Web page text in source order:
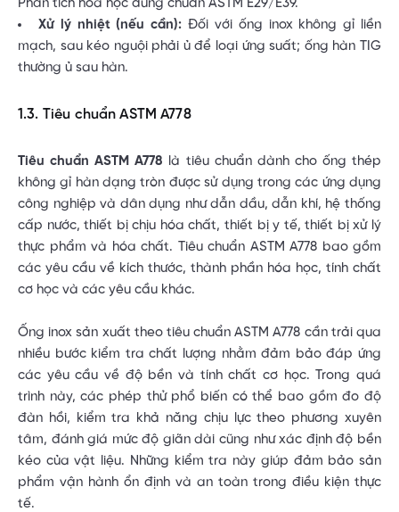
Phân tích hoá học đúng chuẩn ASTM E29/E39.
Xử lý nhiệt (nếu cần): Đối với ống inox không gỉ liền
mạch, sau kéo nguội phải ủ để loại ứng suất; ống hàn TIG
thường ủ sau hàn.
1.3. Tiêu chuẩn ASTM A778
Tiêu chuẩn ASTM A778 là tiêu chuẩn dành cho ống thép
không gỉ hàn dạng tròn được sử dụng trong các ứng dụng
công nghiệp và dân dụng như dẫn dầu, dẫn khí, hệ thống
cấp nước, thiết bị chịu hóa chất, thiết bị y tế, thiết bị xử lý
thực phẩm và hóa chất. Tiêu chuẩn ASTM A778 bao gồm
các yêu cầu về kích thước, thành phần hóa học, tính chất
cơ học và các yêu cầu khác.
Ống inox sản xuất theo tiêu chuẩn ASTM A778 cần trải qua
nhiều bước kiểm tra chất lượng nhằm đảm bảo đáp ứng
các yêu cầu về độ bền và tính chất cơ học. Trong quá
trình này, các phép thử phổ biến có thể bao gồm đo độ
đàn hồi, kiểm tra khả năng chịu lực theo phương xuyên
tâm, đánh giá mức độ giãn dài cũng như xác định độ bền
kéo của vật liệu. Những kiểm tra này giúp đảm bảo sản
phẩm vận hành ổn định và an toàn trong điều kiện thực
tế.